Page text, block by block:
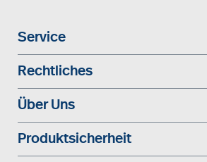
Service
Rechtliches
Über Uns
Produktsicherheit